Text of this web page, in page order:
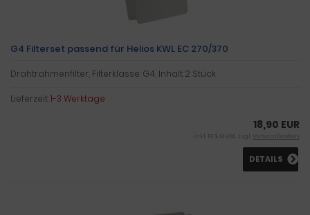
G4 Filterset passend für Helios KWL EC 270/370
Drahtrahmenfilter, Filterklasse: G4, Inhalt: 2 Stück
Lieferzeit:1-3 Werktage
18,90 EUR
inkl. 19 % MwSt. zzgl. Versandkosten
DETAILS